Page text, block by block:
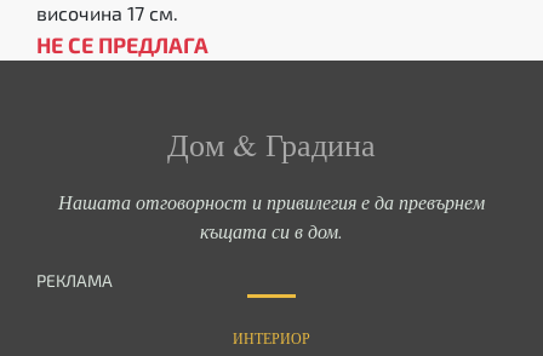
височина 17 см.
НЕ СЕ ПРЕДЛАГА
Дом & Градина
Нашата отговорност и привилегия е да превърнем
къщата си в дом.
РЕКЛАМА
ИНТЕРИОР